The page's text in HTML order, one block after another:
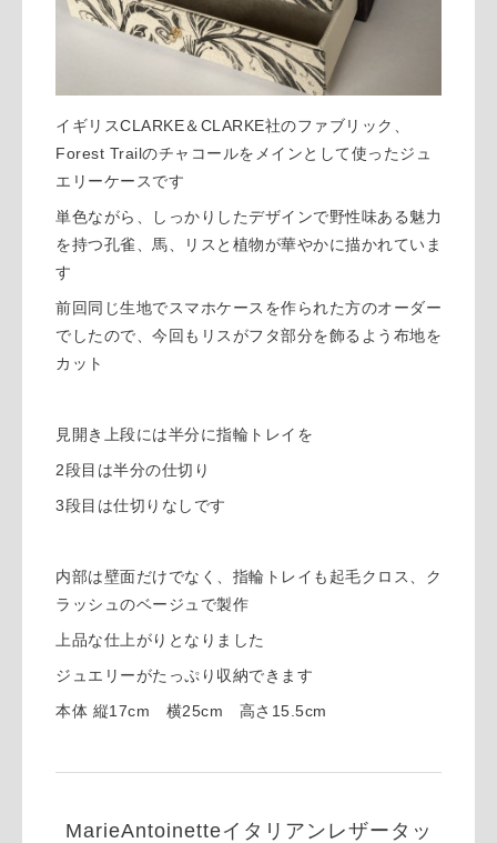
イギリスCLARKE＆CLARKE社のファブリック、
Forest Trailのチャコールをメインとして使ったジュ
エリーケースです
単色ながら、しっかりしたデザインで野性味ある魅力
を持つ孔雀、馬、リスと植物が華やかに描かれていま
す
前回同じ生地でスマホケースを作られた方のオーダー
でしたので、今回もリスがフタ部分を飾るよう布地を
カット
見開き上段には半分に指輪トレイを
2段目は半分の仕切り
3段目は仕切りなしです
内部は壁面だけでなく、指輪トレイも起毛クロス、ク
ラッシュのベージュで製作
上品な仕上がりとなりました
ジュエリーがたっぷり収納できます
本体 縦17cm 横25cm 高さ15.5cm
MarieAntoinetteイタリアンレザータッ